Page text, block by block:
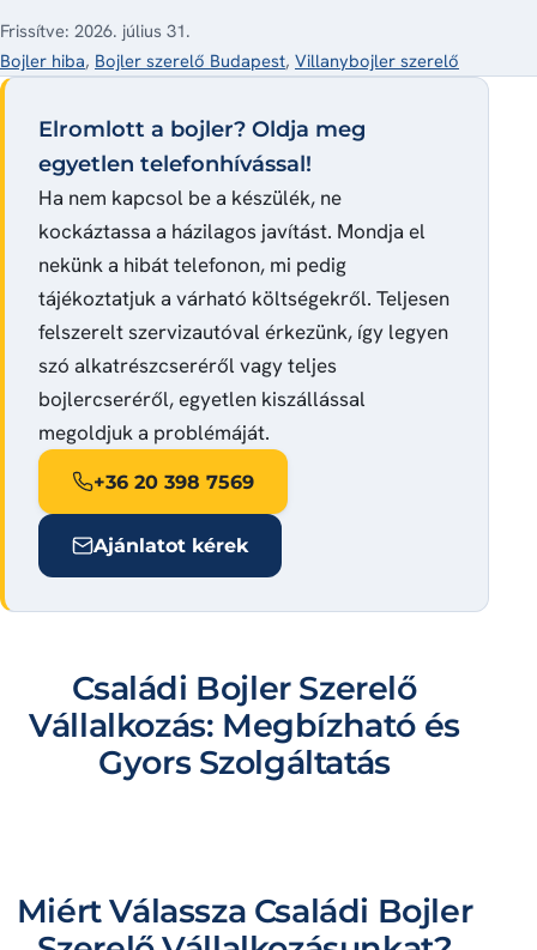
Frissítve: 2026. július 31.
Bojler hiba, Bojler szerelő Budapest, Villanybojler szerelő
Elromlott a bojler? Oldja meg
egyetlen telefonhívással!
Ha nem kapcsol be a készülék, ne
kockáztassa a házilagos javítást. Mondja el
nekünk a hibát telefonon, mi pedig
tájékoztatjuk a várható költségekről. Teljesen
felszerelt szervizautóval érkezünk, így legyen
szó alkatrészcseréről vagy teljes
bojlercseréről, egyetlen kiszállással
megoldjuk a problémáját.
+36 20 398 7569
Ajánlatot kérek
Családi Bojler Szerelő
Vállalkozás: Megbízható és
Gyors Szolgáltatás
Miért Válassza Családi Bojler